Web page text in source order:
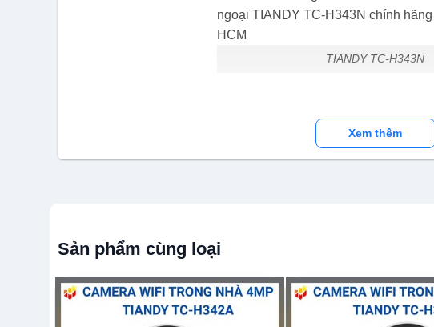
TIANDY TC-H343N
Sản phẩm và nội dung liên quan
Đăng ký trở thành đại lý phân phối Camera Tiandy tại
Thẻ nhớ Micro SD TIANDY TC-P3TF 64G
Xem thêm
Sản phẩm cùng loại